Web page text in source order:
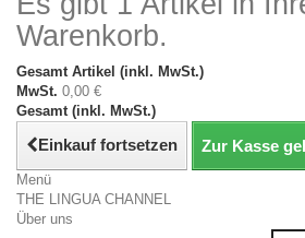
Warenkorb.
Gesamt Artikel (inkl. MwSt.)
MwSt. 0,00 €
Gesamt (inkl. MwSt.)
Einkauf fortsetzen Zur Kasse
Menü
THE LINGUA CHANNEL
Über uns